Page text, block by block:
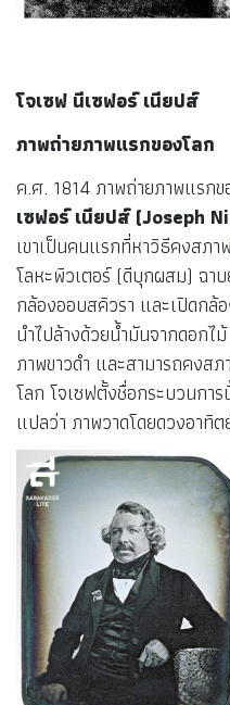
ถ่ายรูป รุ่นต่อมาที่ประดิษฐ์ขึ้น
โจเซฟ นีเซฟอร์ เนียปส์
ภาพถ่ายภาพแรกของโลก
ค.ศ. 1814 ภาพถ่ายภาพแรกข
เซฟอร์ เนียปส์ (Joseph
เขาเป็นคนแรกที่หาวิธีคงสภาพ
โลหะพิวเตอร์ (ดีบุกผสม) ฉา
กล้องออบสคิวรา และเปิดก
นำไปล้างด้วยน้ำมันจากดอก
ภาพขาวดำ และสามารถคงส
โลก โจเซฟตั้งชื่อกระบวนกา
แปลว่า ภาพวาดโดยดวงอาทิ